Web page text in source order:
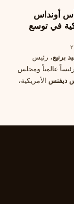
أونداس
في توسع
برنيع، رئيس
عالمياً ومجلس
ديفنس الأمريكية،